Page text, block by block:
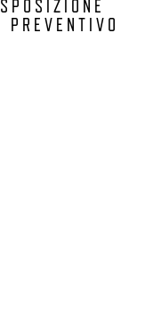
PREVENTIVO